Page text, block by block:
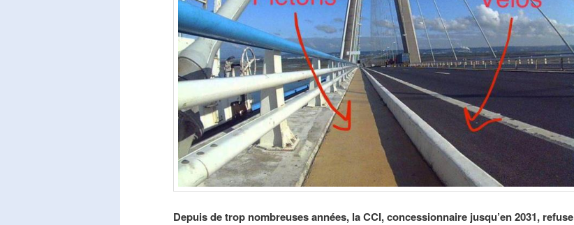
Depuis de trop nombreuses années, la CCI, concessionnaire jusqu’en 2031, refuse